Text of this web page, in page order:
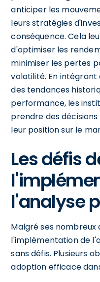
anticiper les
leurs stratégies
conséquence. Cela
d'optimiser les
minimiser les pertes
volatilité. En intégrant
des tendances
performance, les
prendre des
leur position sur le
Les défis
l'analyse
Malgré ses nombreux
l'implémentation de
sans défis. Plusieurs
adoption efficace